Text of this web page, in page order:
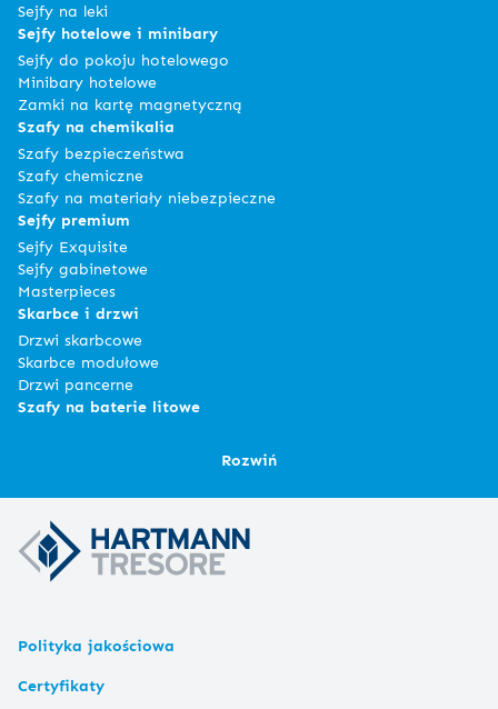
Sejfy na leki
Sejfy hotelowe i minibary
Sejfy do pokoju hotelowego
Minibary hotelowe
Zamki na kartę magnetyczną
Szafy na chemikalia
Szafy bezpieczeństwa
Szafy chemiczne
Szafy na materiały niebezpieczne
Sejfy premium
Sejfy Exquisite
Sejfy gabinetowe
Masterpieces
Skarbce i drzwi
Drzwi skarbcowe
Skarbce modułowe
Drzwi pancerne
Szafy na baterie litowe
Rozwiń
Polityka jakościowa
Certyfikaty